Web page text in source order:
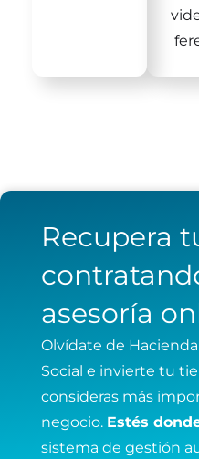
Recupera
asesoría
Olvídate de
Social e invierte tu
consideras más
negocio. Estés
sistema de gestión